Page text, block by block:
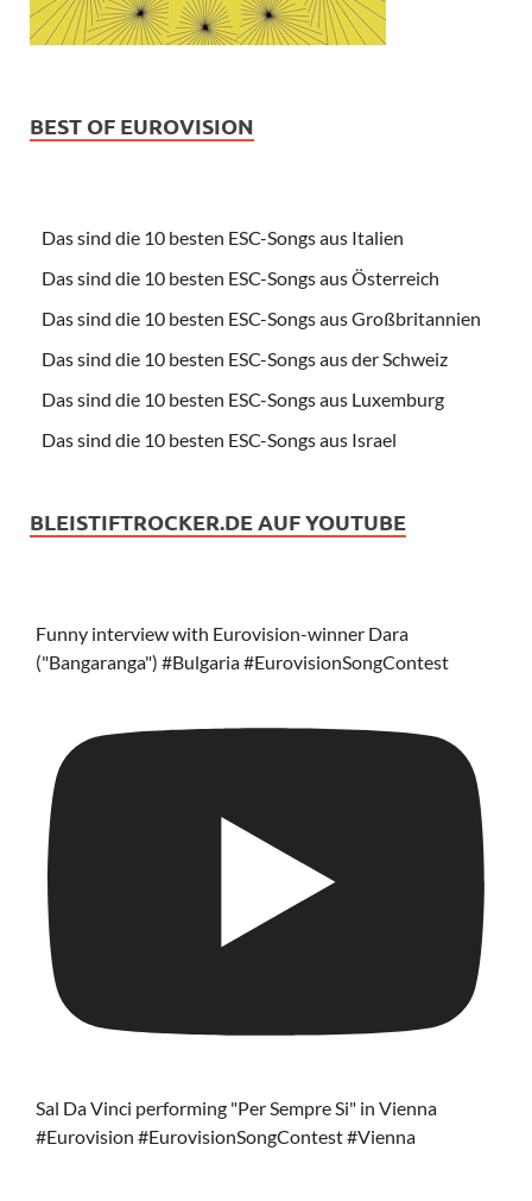
BEST OF EUROVISION
Das sind die 10 besten ESC-Songs aus Italien
Das sind die 10 besten ESC-Songs aus Österreich
Das sind die 10 besten ESC-Songs aus Großbritannien
Das sind die 10 besten ESC-Songs aus der Schweiz
Das sind die 10 besten ESC-Songs aus Luxemburg
Das sind die 10 besten ESC-Songs aus Israel
BLEISTIFTROCKER.DE AUF YOUTUBE
Funny interview with Eurovision-winner Dara
("Bangaranga") #Bulgaria #EurovisionSongContest
Sal Da Vinci performing "Per Sempre Si" in Vienna
#Eurovision #EurovisionSongContest #Vienna